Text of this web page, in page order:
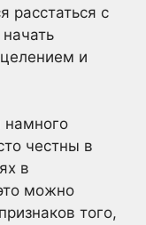
расстаться с
и
намного
честны в
в
можно
того,